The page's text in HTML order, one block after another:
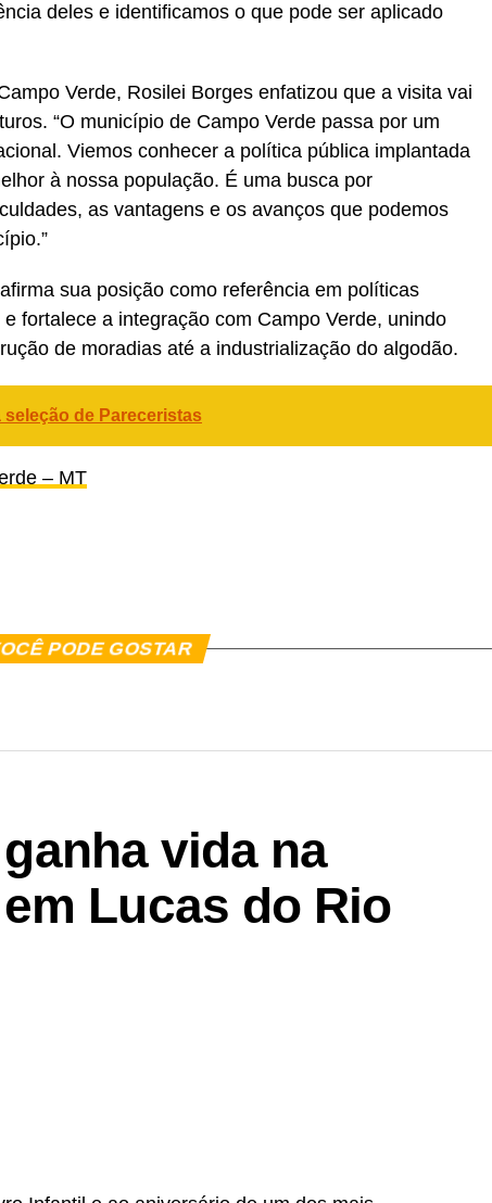
deles e identificamos o que pode ser aplicado
Verde, Rosilei Borges enfatizou que a visita vai
“O município de Campo Verde passa por um
Viemos conhecer a política pública implantada
à nossa população. É uma busca por
as vantagens e os avanços que podemos
sua posição como referência em políticas
fortalece a integração com Campo Verde, unindo
de moradias até a industrialização do algodão.
de Pareceristas
– MT
PODE GOSTAR
vida na
Lucas do Rio